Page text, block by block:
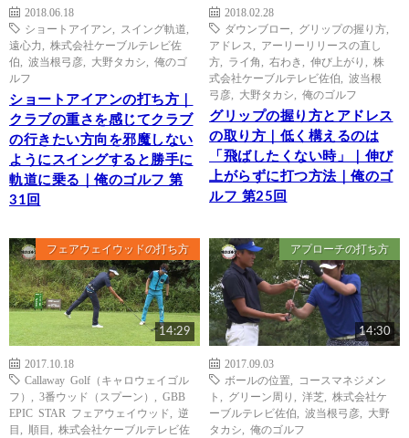
2018.06.18
ショートアイアン
スイング軌道
遠心力
株式会社ケーブルテレビ佐
伯
波当根弓彦 大野タカシ
俺のゴ
ルフ
ショートアイアンの打ち方｜
クラブの重さを感じてクラブ
の行きたい方向を邪魔しない
ようにスイングすると勝手に
軌道に乗る｜俺のゴルフ 第
31回
2018.02.28
ダウンブロー
グリップの握り方
アドレス
アーリーリリースの直し
方
ライ角 右わき 伸び上がり
株
式会社ケーブルテレビ佐伯
波当根
弓彦
大野タカシ 俺のゴルフ
グリップの握り方とアドレス
の取り方｜低く構えるのは
「飛ばしたくない時」｜伸び
上がらずに打つ方法｜俺のゴ
ルフ 第25回
フェアウェイウッドの打ち方
14:29
2017.10.18
Callaway Golf（キャロウェイゴル
フ）
3番ウッド（スプーン）
GBB
EPIC STAR フェアウェイウッド
逆
目
順目
株式会社ケーブルテレビ佐
アプローチの打ち方
14:30
2017.09.03
ボールの位置
コースマネジメン
ト
グリーン周り 洋芝
株式会社ケ
ーブルテレビ佐伯
波当根弓彦
大野
タカシ
俺のゴルフ